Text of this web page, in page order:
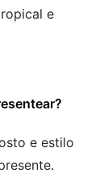
e
e estilo